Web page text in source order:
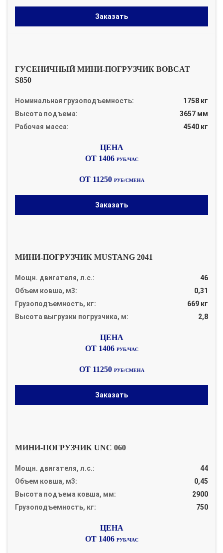
Заказать
ГУСЕНИЧНЫЙ МИНИ-ПОГРУЗЧИК BOBCAT
S850
Номинальная грузоподъемность:
1758 кг
Высота подъема:
3657 мм
Рабочая масса:
4540 кг
ОТ 1406 РУБ/ЧАС
ОТ 11250 РУБ/СМЕНА
Заказать
МИНИ-ПОГРУЗЧИК MUSTANG 2041
Мощн. двигателя, л.с.:
46
Объем ковша, м3:
0,31
Грузоподъемность, кг:
669 кг
Высота выгрузки погрузчика, м:
2,8
ОТ 1406 РУБ/ЧАС
ОТ 11250 РУБ/СМЕНА
Заказать
МИНИ-ПОГРУЗЧИК UNC 060
Мощн. двигателя, л.с.:
44
Объем ковша, м3:
0,45
Высота подъема ковша, мм:
2900
Грузоподъемность, кг:
750
ОТ 1406 РУБ/ЧАС